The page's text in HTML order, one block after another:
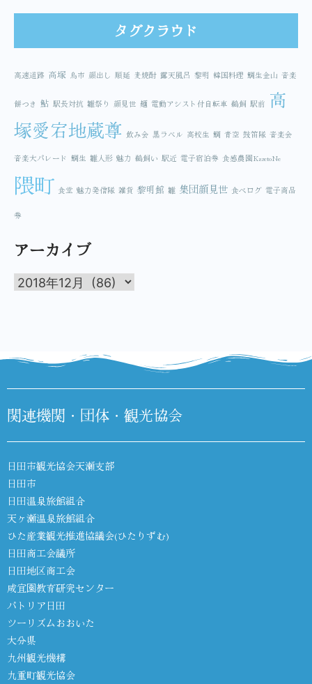
タグクラウド
高速道路 高塚 鳥市 顔出し 順延 麦焼酎 露天風呂 黎明 韓国料理 鯛生金山 音楽
餅つき 鮎 駅長対抗 雛祭り 顔見世 麺 電動アシスト付自転車 鵜飼 駅前 高
塚愛宕地蔵尊 飲み会 黒ラベル 高校生 鯛 青空 鼓笛隊 音楽会
音楽大パレード 鯛生 雛人形 魅力 鵜飼い 駅近 電子宿泊券 食感農園KazetoNe
隈町 食堂 魅力発信隊 雑貨 黎明館 雛 集団顔見世 食べログ 電子商品
券
アーカイブ
関連機関・団体・観光協会
日田市観光協会天瀬支部
日田市
日田温泉旅館組合
天ヶ瀬温泉旅館組合
ひた産業観光推進協議会(ひたりずむ)
日田商工会議所
日田地区商工会
咸宜園教育研究センター
パトリア日田
ツーリズムおおいた
大分県
九州観光機構
九重町観光協会